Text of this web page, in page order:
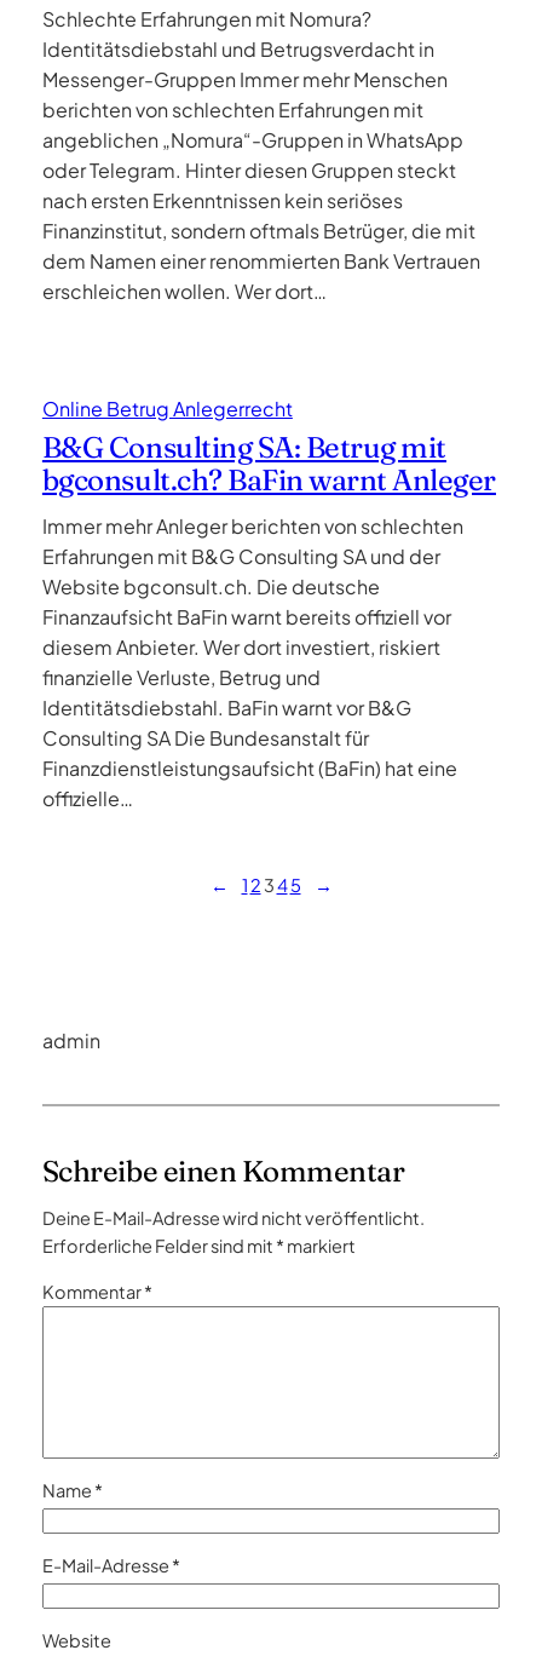
Schlechte Erfahrungen mit Nomura?
Identitätsdiebstahl und Betrugsverdacht in
Messenger-Gruppen Immer mehr Menschen
berichten von schlechten Erfahrungen mit
angeblichen „Nomura“-Gruppen in WhatsApp
oder Telegram. Hinter diesen Gruppen steckt
nach ersten Erkenntnissen kein seriöses
Finanzinstitut, sondern oftmals Betrüger, die mit
dem Namen einer renommierten Bank Vertrauen
erschleichen wollen. Wer dort…
Online Betrug Anlegerrecht
B&G Consulting SA: Betrug mit
bgconsult.ch? BaFin warnt Anleger
Immer mehr Anleger berichten von schlechten
Erfahrungen mit B&G Consulting SA und der
Website bgconsult.ch. Die deutsche
Finanzaufsicht BaFin warnt bereits offiziell vor
diesem Anbieter. Wer dort investiert, riskiert
finanzielle Verluste, Betrug und
Identitätsdiebstahl. BaFin warnt vor B&G
Consulting SA Die Bundesanstalt für
Finanzdienstleistungsaufsicht (BaFin) hat eine
offizielle…
← 12 345 →
admin
Schreibe einen Kommentar
Deine E-Mail-Adresse wird nicht veröffentlicht.
Erforderliche Felder sind mit * markiert
Kommentar*
Name *
E-Mail-Adresse *
Website